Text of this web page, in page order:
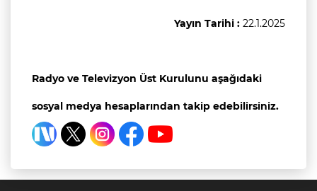
Yayın Tarihi : 22.1.2025
Radyo ve Televizyon Üst Kurulunu aşağıdaki
sosyal medya hesaplarından takip edebilirsiniz.